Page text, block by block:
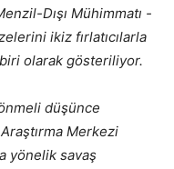
Dışı Mühimmatı -
ikiz fırlatıcılarla
olarak gösteriliyor.
düşünce
Merkezi
yönelik savaş